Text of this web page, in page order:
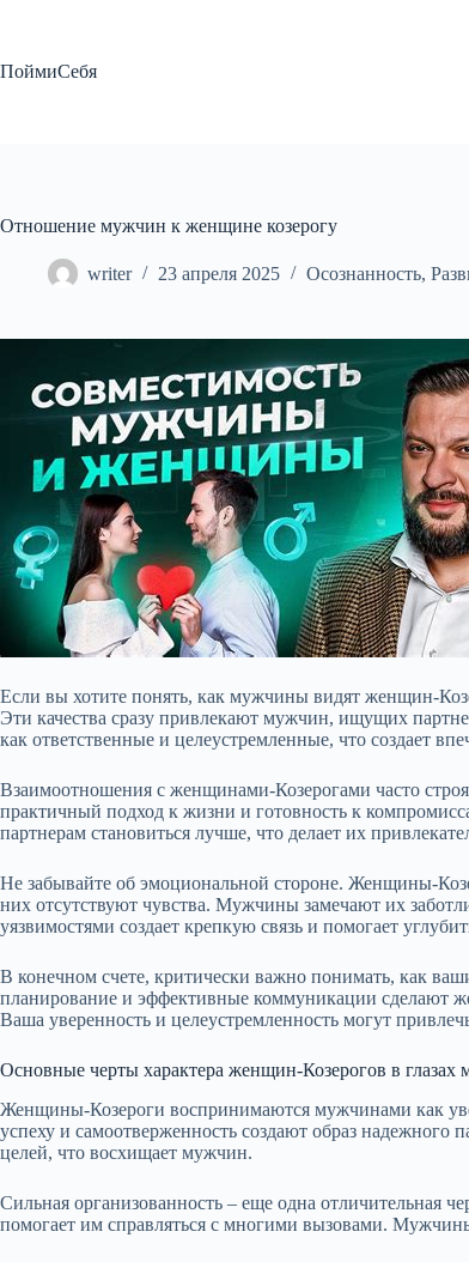
ПоймиСебя
Отношение мужчин к женщине козерогу
writer 23 апреля 2025 Осознанность,
Если вы хотите понять, как мужчины видят женщин-
Эти качества сразу привлекают мужчин, ищущих
как ответственные и целеустремленные, что создает
Взаимоотношения с женщинами-Козерогами часто
практичный подход к жизни и готовность к
партнерам становиться лучше, что делает их
Не забывайте об эмоциональной стороне. Женщины-
них отсутствуют чувства. Мужчины замечают их
уязвимостями создает крепкую связь и помогает
В конечном счете, критически важно понимать, как
планирование и эффективные коммуникации сделают
Ваша уверенность и целеустремленность могут
Основные черты характера женщин-Козерогов в глазах
Женщины-Козероги воспринимаются мужчинами как
успеху и самоотверженность создают образ надежного
целей, что восхищает мужчин.
Сильная организованность – еще одна отличительная
помогает им справляться с многими вызовами.